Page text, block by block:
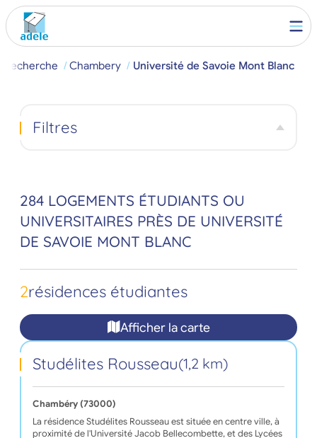
Recherche Chambery Université de Savoie Mont Blanc
284 LOGEMENTS ÉTUDIANTS OU
UNIVERSITAIRES PRÈS DE UNIVERSITÉ
DE SAVOIE MONT BLANC
2résidences étudiantes
Afficher la carte
Studélites Rousseau(1,2 km)
Chambéry (73000)
La résidence Studélites Rousseau est située en centre ville, à
proximité de l'Université Jacob Bellecombette, et des Lycées
Filtres